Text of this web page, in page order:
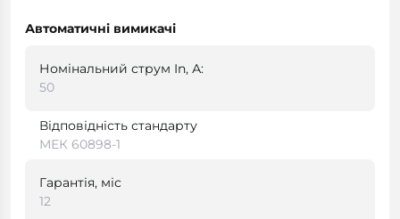
Автоматичні вимикачі
Номінальний струм In, А:
50
Відповідність стандарту
МЕК 60898-1
Гарантія, міс
12